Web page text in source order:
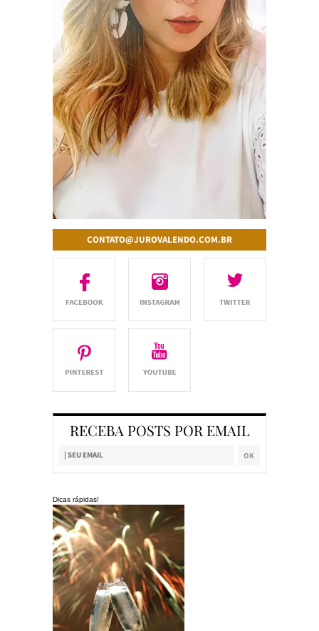
CONTATO@JUROVALENDO.COM.BR
RECEBA POSTS POR EMAIL
Dicas rápidas!